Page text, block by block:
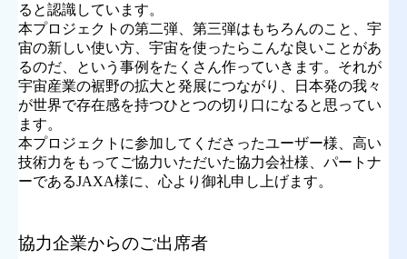
ると認識しています。
本プロジェクトの第二弾、第三弾はもちろんのこと、宇
宙の新しい使い方、宇宙を使ったらこんな良いことがあ
るのだ、という事例をたくさん作っていきます。それが
宇宙産業の裾野の拡大と発展につながり、日本発の我々
が世界で存在感を持つひとつの切り口になると思ってい
ます。
本プロジェクトに参加してくださったユーザー様、高い
技術力をもってご協力いただいた協力会社様、パートナ
ーであるJAXA様に、心より御礼申し上げます。
協力企業からのご出席者